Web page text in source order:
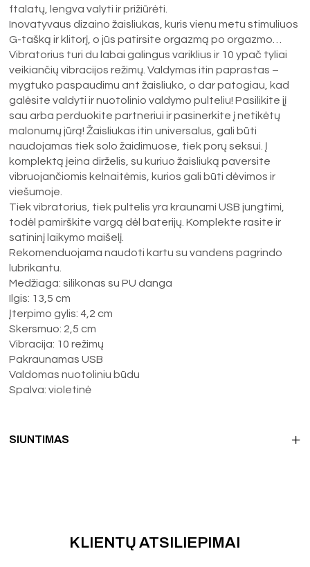
ftalatų, lengva valyti ir prižiūrėti.
Inovatyvaus dizaino žaisliukas, kuris vienu metu stimuliuos
G-tašką ir klitorį, o jūs patirsite orgazmą po orgazmo…
Vibratorius turi du labai galingus variklius ir 10 ypač tyliai
veikiančių vibracijos režimų. Valdymas itin paprastas –
mygtuko paspaudimu ant žaisliuko, o dar patogiau, kad
galėsite valdyti ir nuotolinio valdymo pulteliu! Pasilikite jį
sau arba perduokite partneriui ir pasinerkite į netikėtų
malonumų jūrą! Žaisliukas itin universalus, gali būti
naudojamas tiek solo žaidimuose, tiek porų seksui. Į
komplektą įeina dirželis, su kuriuo žaisliuką paversite
vibruojančiomis kelnaitėmis, kurios gali būti dėvimos ir
viešumoje.
Tiek vibratorius, tiek pultelis yra kraunami USB jungtimi,
todėl pamirškite vargą dėl baterijų. Komplekte rasite ir
satininį laikymo maišelį.
Rekomenduojama naudoti kartu su vandens pagrindo
lubrikantu.
Medžiaga: silikonas su PU danga
Ilgis: 13,5 cm
Įterpimo gylis: 4,2 cm
Skersmuo: 2,5 cm
Vibracija: 10 režimų
Pakraunamas USB
Valdomas nuotoliniu būdu
Spalva: violetinė
SIUNTIMAS
KLIENTŲ ATSILIEPIMAI